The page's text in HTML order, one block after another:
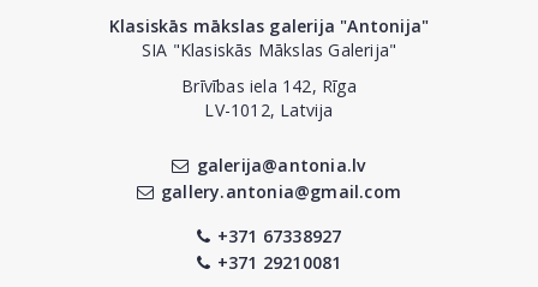
Klasiskās mākslas galerija "Antonija"
SIA "Klasiskās Mākslas Galerija"
Brīvības iela 142, Rīga
LV-1012, Latvija
galerija@antonia.lv
gallery.antonia@gmail.com
+371 67338927
+371 29210081